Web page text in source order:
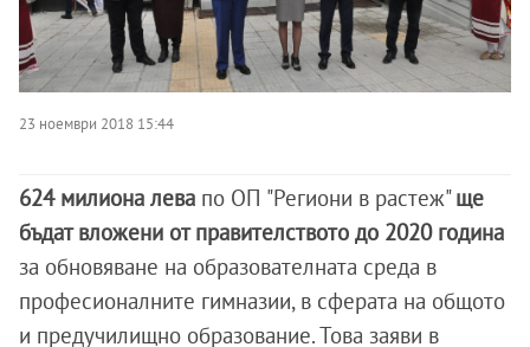
23 ноември 2018 15:44
624 милиона лева по ОП "Региони в растеж"ще
бъдат вложени от правителството до 2020 година
за обновяване на образователната среда в
професионалните гимназии, в сферата на общото
и предучилищно образование. Това заяви в